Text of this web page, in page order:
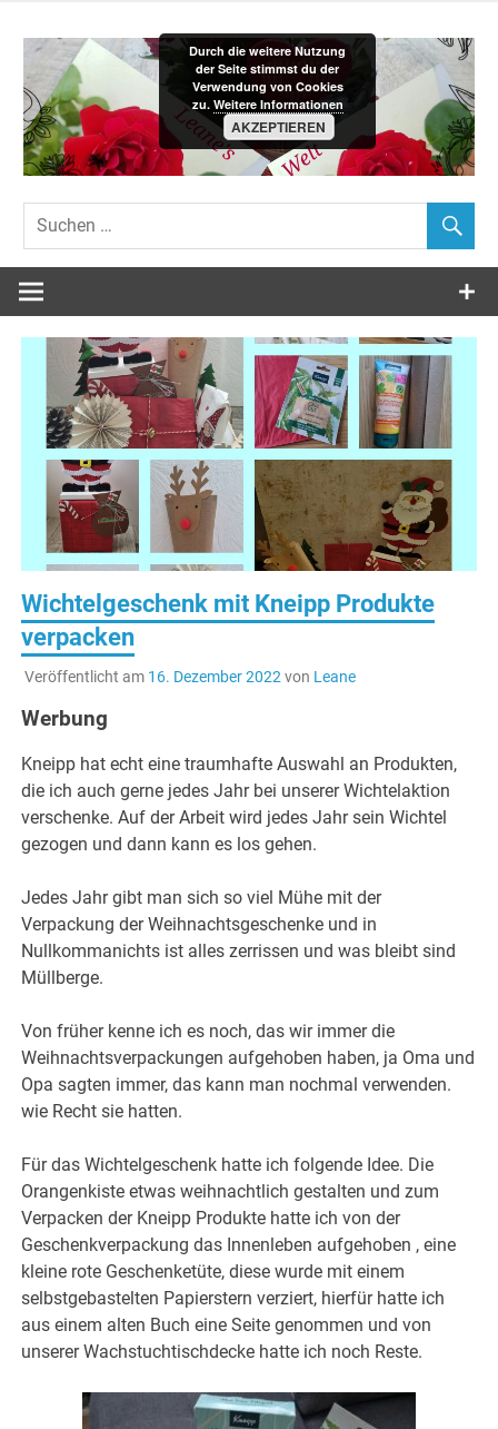
Inhalt
springen
Leane´s-
Welt
Wichtelgeschenk mit Kneipp Produkte
verpacken
Veröffentlicht am 16. Dezember 2022 von Leane
Werbung
Kneipp hat echt eine traumhafte Auswahl an Produkten,
die ich auch gerne jedes Jahr bei unserer Wichtelaktion
verschenke. Auf der Arbeit wird jedes Jahr sein Wichtel
gezogen und dann kann es los gehen.
Jedes Jahr gibt man sich so viel Mühe mit der
Verpackung der Weihnachtsgeschenke und in
Nullkommanichts ist alles zerrissen und was bleibt sind
Müllberge.
Von früher kenne ich es noch, das wir immer die
Weihnachtsverpackungen aufgehoben haben, ja Oma und
Opa sagten immer, das kann man nochmal verwenden.
wie Recht sie hatten.
Für das Wichtelgeschenk hatte ich folgende Idee. Die
Orangenkiste etwas weihnachtlich gestalten und zum
Verpacken der Kneipp Produkte hatte ich von der
Geschenkverpackung das Innenleben aufgehoben , eine
kleine rote Geschenketüte, diese wurde mit einem
selbstgebastelten Papierstern verziert, hierfür hatte ich
aus einem alten Buch eine Seite genommen und von
unserer Wachstuchtischdecke hatte ich noch Reste.
Durch die weitere Nutzung
der Seite stimmst du der
Verwendung von Cookies
zu. Weitere Informationen
AKZEPTIEREN